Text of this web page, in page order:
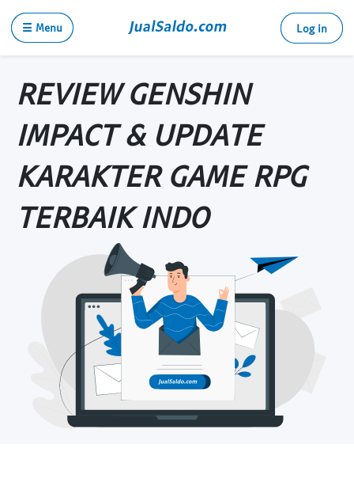
☰ Menu Log in
REVIEW GENSHIN
IMPACT & UPDATE
KARAKTER GAME RPG
TERBAIK INDO